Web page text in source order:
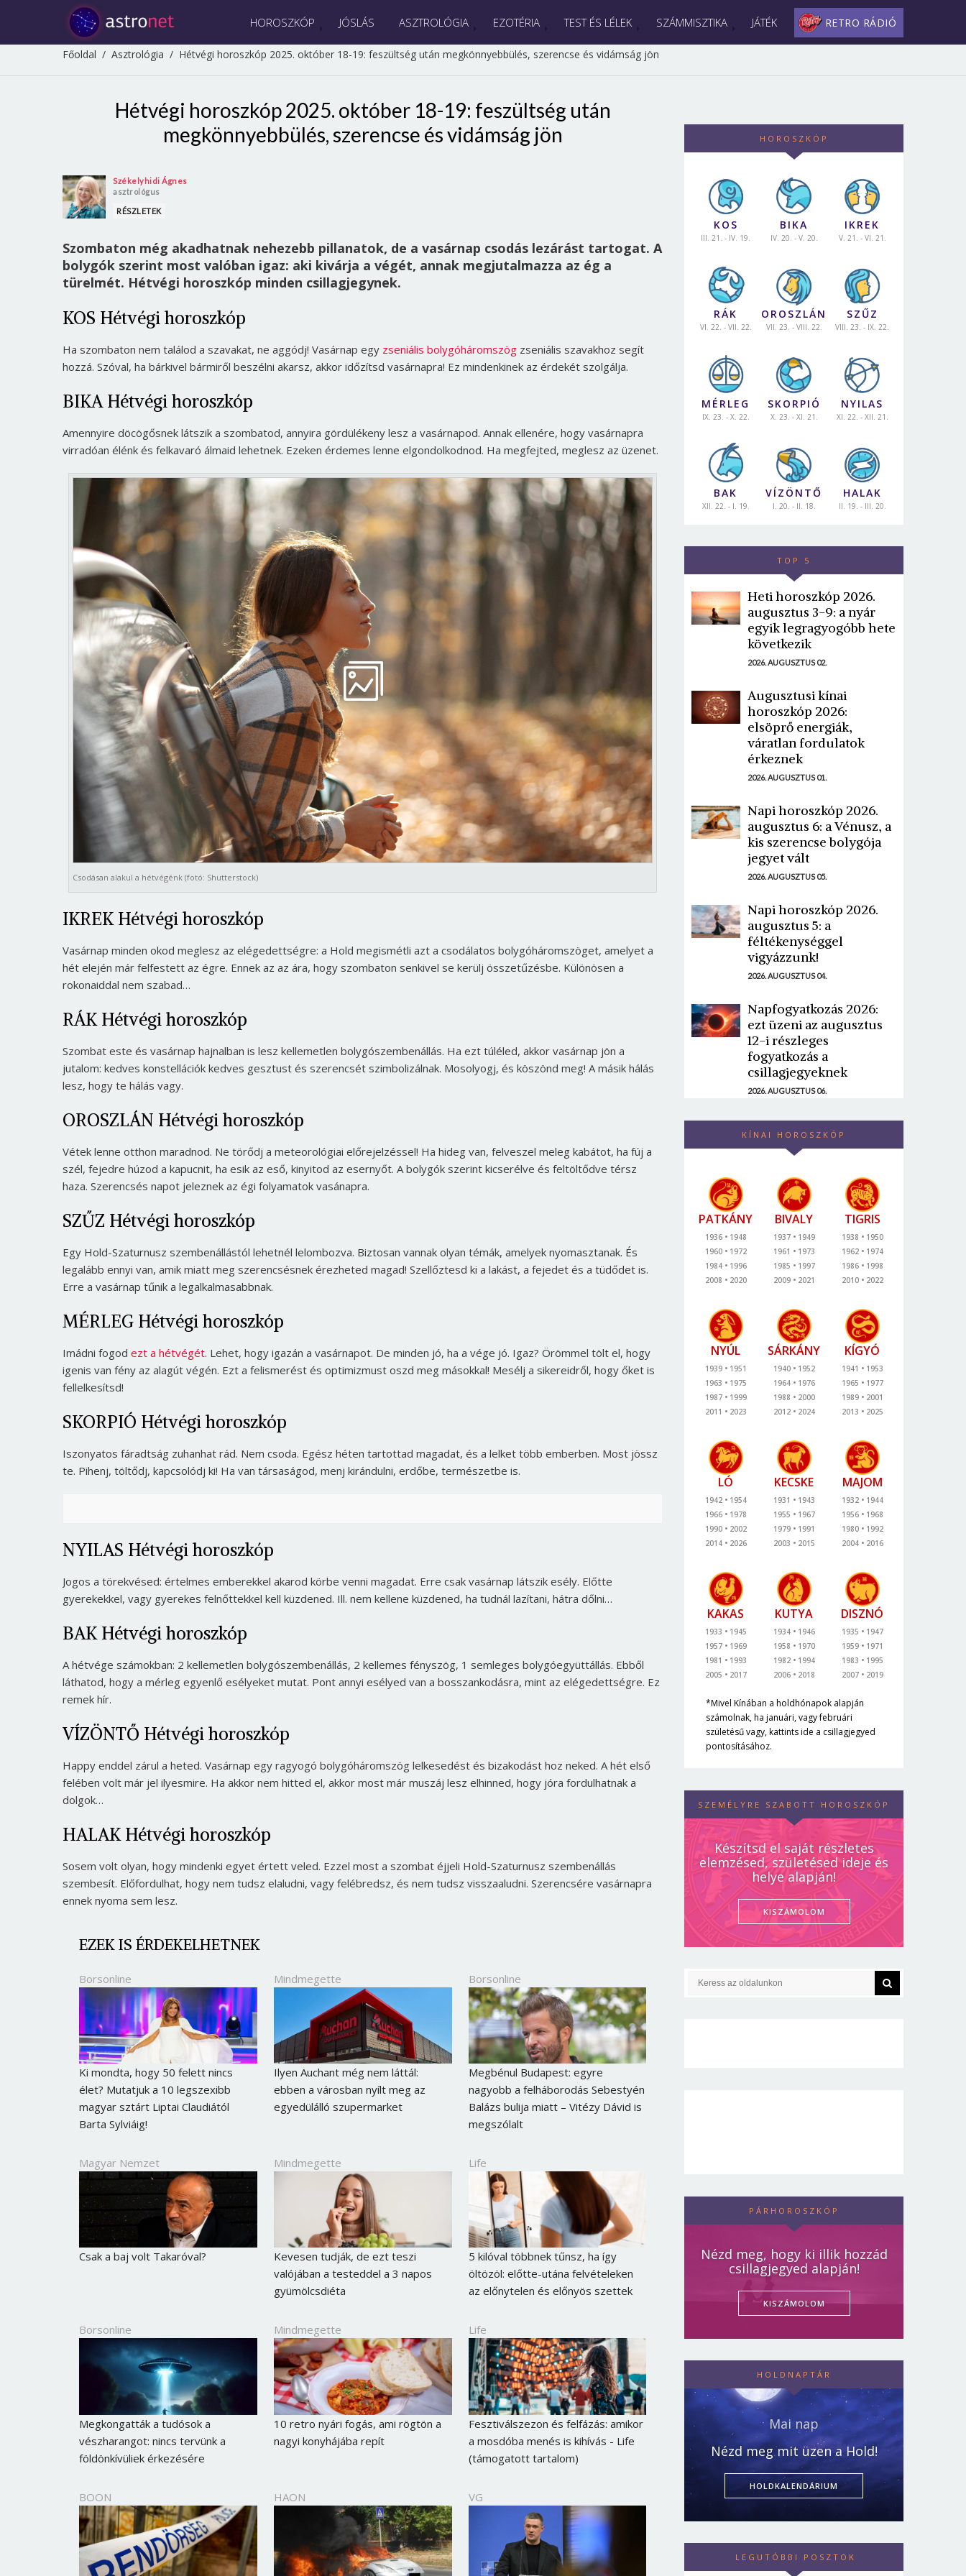
HOROSZKÓP JÓSLÁS ASZTROLÓGIA EZOTÉRIA TEST ÉS LÉLEK SZÁMMISZTIKA JÁTÉK RETRO RÁDIÓ
Főoldal / Asztrológia / Hétvégi horoszkóp 2025. október 18-19: feszültség után megkönnyebbülés, szerencse és vidámság jön
Hétvégi horoszkóp 2025. október 18-19: feszültség után
megkönnyebbülés, szerencse és vidámság jön
Székelyhidi Ágnes
asztrológus
RÉSZLETEK
Szombaton még akadhatnak nehezebb pillanatok, de a vasárnap csodás lezárást tartogat. A
bolygók szerint most valóban igaz: aki kivárja a végét, annak megjutalmazza az ég a
türelmét. Hétvégi horoszkóp minden csillagjegynek.
KOS Hétvégi horoszkóp
Ha szombaton nem találod a szavakat, ne aggódj! Vasárnap egy zseniális bolygóháromszög zseniális szavakhoz segít
hozzá. Szóval, ha bárkivel bármiről beszélni akarsz, akkor időzítsd vasárnapra! Ez mindenkinek az érdekét szolgálja.
BIKA Hétvégi horoszkóp
Amennyire döcögősnek látszik a szombatod, annyira gördülékeny lesz a vasárnapod. Annak ellenére, hogy vasárnapra
virradóan élénk és felkavaró álmaid lehetnek. Ezeken érdemes lenne elgondolkodnod. Ha megfejted, meglesz az üzenet.
Csodásan alakul a hétvégénk (fotó: Shutterstock)
IKREK Hétvégi horoszkóp
Vasárnap minden okod meglesz az elégedettségre: a Hold megismétli azt a csodálatos bolygóháromszöget, amelyet a
hét elején már felfestett az égre. Ennek az az ára, hogy szombaton senkivel se kerülj összetűzésbe. Különösen a
rokonaiddal nem szabad…
RÁK Hétvégi horoszkóp
Szombat este és vasárnap hajnalban is lesz kellemetlen bolygószembenállás. Ha ezt túléled, akkor vasárnap jön a
jutalom: kedves konstellációk kedves gesztust és szerencsét szimbolizálnak. Mosolyogj, és köszönd meg! A másik hálás
lesz, hogy te hálás vagy.
OROSZLÁN Hétvégi horoszkóp
Vétek lenne otthon maradnod. Ne törődj a meteorológiai előrejelzéssel! Ha hideg van, felveszel meleg kabátot, ha fúj a
szél, fejedre húzod a kapucnit, ha esik az eső, kinyitod az esernyőt. A bolygók szerint kicserélve és feltöltődve térsz
haza. Szerencsés napot jeleznek az égi folyamatok vasánapra.
SZŰZ Hétvégi horoszkóp
Egy Hold-Szaturnusz szembenállástól lehetnél lelombozva. Biztosan vannak olyan témák, amelyek nyomasztanak. És
legalább ennyi van, amik miatt meg szerencsésnek érezheted magad! Szellőztesd ki a lakást, a fejedet és a tüdődet is.
Erre a vasárnap tűnik a legalkalmasabbnak.
MÉRLEG Hétvégi horoszkóp
Imádni fogod ezt a hétvégét. Lehet, hogy igazán a vasárnapot. De minden jó, ha a vége jó. Igaz? Örömmel tölt el, hogy
igenis van fény az alagút végén. Ezt a felismerést és optimizmust oszd meg másokkal! Mesélj a sikereidről, hogy őket is
fellelkesítsd!
SKORPIÓ Hétvégi horoszkóp
Iszonyatos fáradtság zuhanhat rád. Nem csoda. Egész héten tartottad magadat, és a lelket több emberben. Most jössz
te. Pihenj, töltődj, kapcsolódj ki! Ha van társaságod, menj kirándulni, erdőbe, természetbe is.
NYILAS Hétvégi horoszkóp
Jogos a törekvésed: értelmes emberekkel akarod körbe venni magadat. Erre csak vasárnap látszik esély. Előtte
gyerekekkel, vagy gyerekes felnőttekkel kell küzdened. Ill. nem kellene küzdened, ha tudnál lazítani, hátra dőlni…
BAK Hétvégi horoszkóp
A hétvége számokban: 2 kellemetlen bolygószembenállás, 2 kellemes fényszög, 1 semleges bolygóegyüttállás. Ebből
láthatod, hogy a mérleg egyenlő esélyeket mutat. Pont annyi esélyed van a bosszankodásra, mint az elégedettségre. Ez
remek hír.
VÍZÖNTŐ Hétvégi horoszkóp
Happy enddel zárul a heted. Vasárnap egy ragyogó bolygóháromszög lelkesedést és bizakodást hoz neked. A hét első
felében volt már jel ilyesmire. Ha akkor nem hitted el, akkor most már muszáj lesz elhinned, hogy jóra fordulhatnak a
dolgok…
HALAK Hétvégi horoszkóp
Sosem volt olyan, hogy mindenki egyet értett veled. Ezzel most a szombat éjjeli Hold-Szaturnusz szembenállás
szembesít. Előfordulhat, hogy nem tudsz elaludni, vagy felébredsz, és nem tudsz visszaaludni. Szerencsére vasárnapra
ennek nyoma sem lesz.
EZEK IS ÉRDEKELHETNEK
Borsonline
Ki mondta, hogy 50 felett nincs
élet? Mutatjuk a 10 legszexibb
magyar sztárt Liptai Claudiától
Barta Sylviáig!
Mindmegette
Ilyen Auchant még nem láttál:
ebben a városban nyílt meg az
egyedülálló szupermarket
Borsonline
Megbénul Budapest: egyre
nagyobb a felháborodás Sebestyén
Balázs bulija miatt – Vitézy Dávid is
megszólalt
Magyar Nemzet
Csak a baj volt Takaróval?
Mindmegette
Kevesen tudják, de ezt teszi
valójában a testeddel a 3 napos
gyümölcsdiéta
Life
5 kilóval többnek tűnsz, ha így
öltözöl: előtte-utána felvételeken
az előnytelen és előnyös szettek
Borsonline
Megkongatták a tudósok a
vészharangot: nincs tervünk a
földönkívüliek érkezésére
Mindmegette
10 retro nyári fogás, ami rögtön a
nagyi konyhájába repít
Life
Fesztiválszezon és felfázás: amikor
a mosdóba menés is kihívás - Life
(támogatott tartalom)
BOON HAON VG
HOROSZKÓP
KOS
III. 21. - IV. 19.
BIKA
IV. 20. - V. 20.
IKREK
V. 21. - VI. 21.
RÁK
VI. 22. - VII. 22.
OROSZLÁN
VII. 23. - VIII. 22.
SZŰZ
VIII. 23. - IX. 22.
MÉRLEG
IX. 23. - X. 22.
SKORPIÓ
X. 23. - XI. 21.
NYILAS
XI. 22. - XII. 21.
BAK
XII. 22. - I. 19.
VÍZÖNTŐ
I. 20. - II. 18.
HALAK
II. 19. - III. 20.
TOP 5
Heti horoszkóp 2026.
augusztus 3-9: a nyár
egyik legragyogóbb hete
következik
2026. AUGUSZTUS 02.
Augusztusi kínai
horoszkóp 2026:
elsöprő energiák,
váratlan fordulatok
érkeznek
2026. AUGUSZTUS 01.
Napi horoszkóp 2026.
augusztus 6: a Vénusz, a
kis szerencse bolygója
jegyet vált
2026. AUGUSZTUS 05.
Napi horoszkóp 2026.
augusztus 5: a
féltékenységgel
vigyázzunk!
2026. AUGUSZTUS 04.
Napfogyatkozás 2026:
ezt üzeni az augusztus
12-i részleges
fogyatkozás a
csillagjegyeknek
2026. AUGUSZTUS 06.
KÍNAI HOROSZKÓP
PATKÁNY
1936
1948
1960
1972
1984
1996
2008
2020
BIVALY
1937
1949
1961
1973
1985
1997
2009
2021
TIGRIS
1938
1950
1962
1974
1986
1998
2010
2022
NYÚL
1939
1951
1963
1975
1987
1999
2011
2023
SÁRKÁNY
1940
1952
1964
1976
1988
2000
2012
2024
KÍGYÓ
1941
1953
1965
1977
1989
2001
2013
2025
LÓ
1942
1954
1966
1978
1990
2002
2014
2026
KECSKE
1931
1943
1955
1967
1979
1991
2003
2015
MAJOM
1932
1944
1956
1968
1980
1992
2004
2016
KAKAS
1933
1945
1957
1969
1981
1993
2005
2017
KUTYA
1934
1946
1958
1970
1982
1994
2006
2018
DISZNÓ
1935
1947
1959
1971
1983
1995
2007
2019
*Mivel Kínában a holdhónapok alapján
számolnak, ha januári, vagy februári
születésű vagy, kattints ide a csillagjegyed
pontosításához.
SZEMÉLYRE SZABOTT HOROSZKÓP
Készítsd el saját részletes
elemzésed, születésed ideje és
helye alapján!
KISZÁMOLOM
PÁRHOROSZKÓP
Nézd meg, hogy ki illik hozzád
csillagjegyed alapján!
KISZÁMOLOM
HOLDNAPTÁR
Mai nap
Nézd meg mit üzen a Hold!
HOLDKALENDÁRIUM
LEGUTÓBBI POSZTOK
Mégse Bejelentkezés